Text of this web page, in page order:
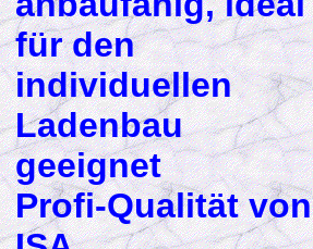
für den
individuellen
Ladenbau
geeignet
Profi-Qualität von